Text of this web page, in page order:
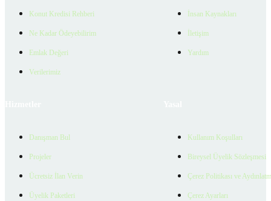
Konut Kredisi Rehberi
Ne Kadar Ödeyebilirim
Emlak Değeri
Verilerimiz
İnsan Kaynakları
İletişim
Yardım
Danışman Bul
Projeler
Ücretsiz İlan Verin
Üyelik Paketleri
Kullanım Koşulları
Bireysel Üyelik Sözleşmesi
Çerez Politikası ve
Çerez Ayarları